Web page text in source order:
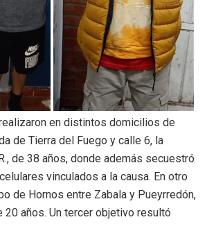
en distintos domicilios de
de Tierra del Fuego y calle 6, la
de 38 años, donde además secuestró
vinculados a la causa. En otro
de Hornos entre Zabala y Pueyrredón,
20 años. Un tercer objetivo resultó